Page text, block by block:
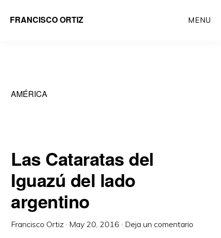
FRANCISCO ORTIZ MENU
AMÉRICA
Las Cataratas del
Iguazú del lado
argentino
Francisco Ortiz · May 20, 2016 · Deja un comentario